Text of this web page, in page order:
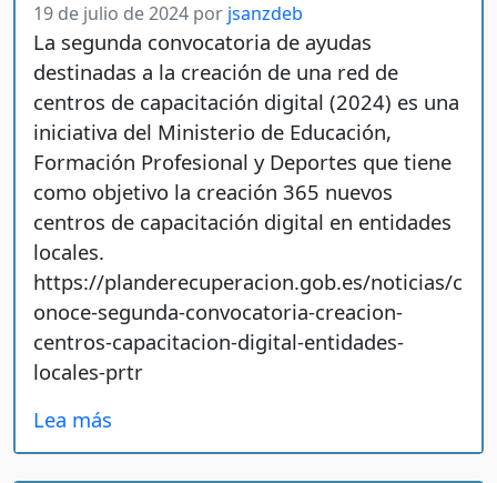
19 de julio de 2024 por jsanzdeb
La segunda convocatoria de ayudas
destinadas a la creación de una red de
centros de capacitación digital (2024) es una
iniciativa del Ministerio de Educación,
Formación Profesional y Deportes que tiene
como objetivo la creación 365 nuevos
centros de capacitación digital en entidades
locales.
https://planderecuperacion.gob.es/noticias/c
onoce-segunda-convocatoria-creacion-
centros-capacitacion-digital-entidades-
locales-prtr
Lea más